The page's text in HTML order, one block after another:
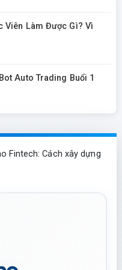
Viên Làm Được Gì? Vì
Auto Trading Buổi 1
Fintech: Cách xây dựng